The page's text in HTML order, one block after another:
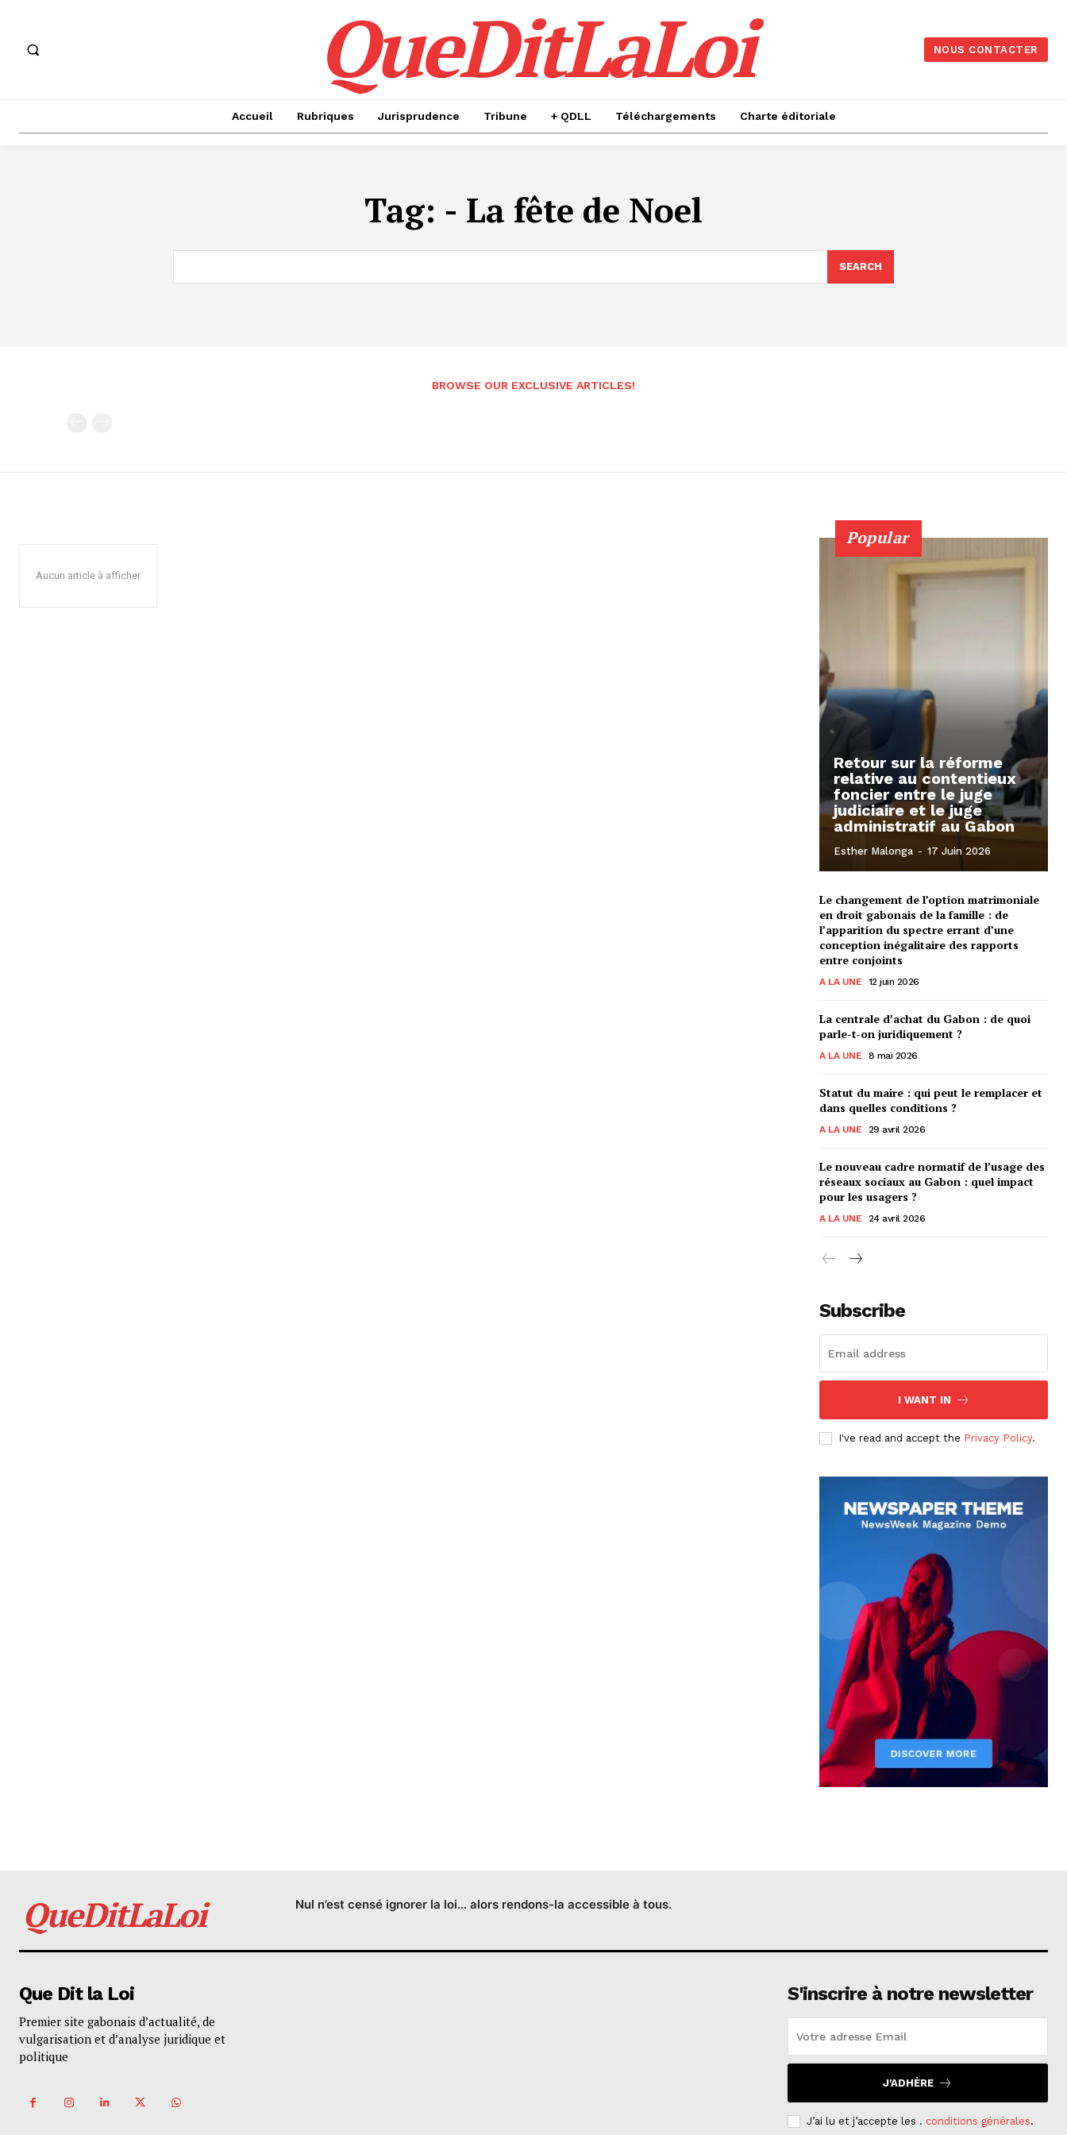
QueDitLaLoi NOUS CONTACTER
Accueil Rubriques Jurisprudence Tribune + QDLL Téléchargements Charte éditoriale
Tag: - La fête de Noel
SEARCH
BROWSE OUR EXCLUSIVE ARTICLES!
Aucun article à afficher
Popular
Retour sur la réforme
relative au contentieux
foncier entre le juge
judiciaire et le juge
administratif au Gabon
Esther Malonga - 17 Juin 2026
Le changement de l’option matrimoniale
en droit gabonais de la famille : de
l’apparition du spectre errant d’une
conception inégalitaire des rapports
entre conjoints
A LA UNE 12 juin 2026
La centrale d’achat du Gabon : de quoi
parle-t-on juridiquement ?
A LA UNE 8 mai 2026
Statut du maire : qui peut le remplacer et
dans quelles conditions ?
A LA UNE 29 avril 2026
Le nouveau cadre normatif de l’usage des
réseaux sociaux au Gabon : quel impact
pour les usagers ?
A LA UNE 24 avril 2026
Subscribe
I WANT IN
I've read and accept the Privacy Policy.
QueDitLaLoi Nul n’est censé ignorer la loi… alors rendons-la accessible à tous.
Que Dit la Loi
Premier site gabonais d’actualité, de
vulgarisation et d’analyse juridique et
politique
S'inscrire à notre newsletter
J'ADHÈRE
J’ai lu et j’accepte les . conditions générales.